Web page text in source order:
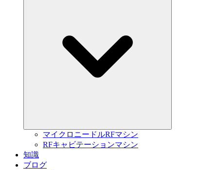
マイクロニードルRFマシン
RFキャビテーションマシン
知識
ブログ